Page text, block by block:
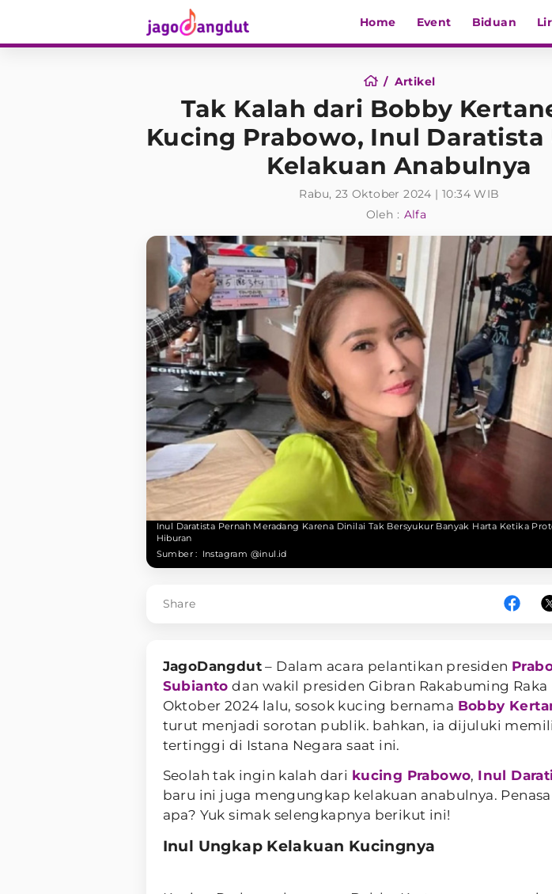
Home Event Biduan
Artikel
Tak Kalah dari Bobby
Kucing Prabowo, Inul Daratista
Kelakuan Anabulnya
Rabu, 23 Oktober 2024 | 10:34 WIB
Oleh : Alfa
Inul Daratista Pernah Meradang Karena Dinilai Tak Bersyukur Banyak Harta Ketika
Hiburan
Sumber : Instagram @inul.id
Share
JagoDangdut– Dalam acara pelantikan presiden
Subianto dan wakil presiden Gibran Rakabuming Raka
Oktober 2024 lalu, sosok kucing bernama Bobby
turut menjadi sorotan publik. bahkan, ia dijuluki
tertinggi di Istana Negara saat ini.
Seolah tak ingin kalah dari kucing Prabowo, Inul
baru ini juga mengungkap kelakuan anabulnya.
apa? Yuk simak selengkapnya berikut ini!
Inul Ungkap Kelakuan Kucingnya